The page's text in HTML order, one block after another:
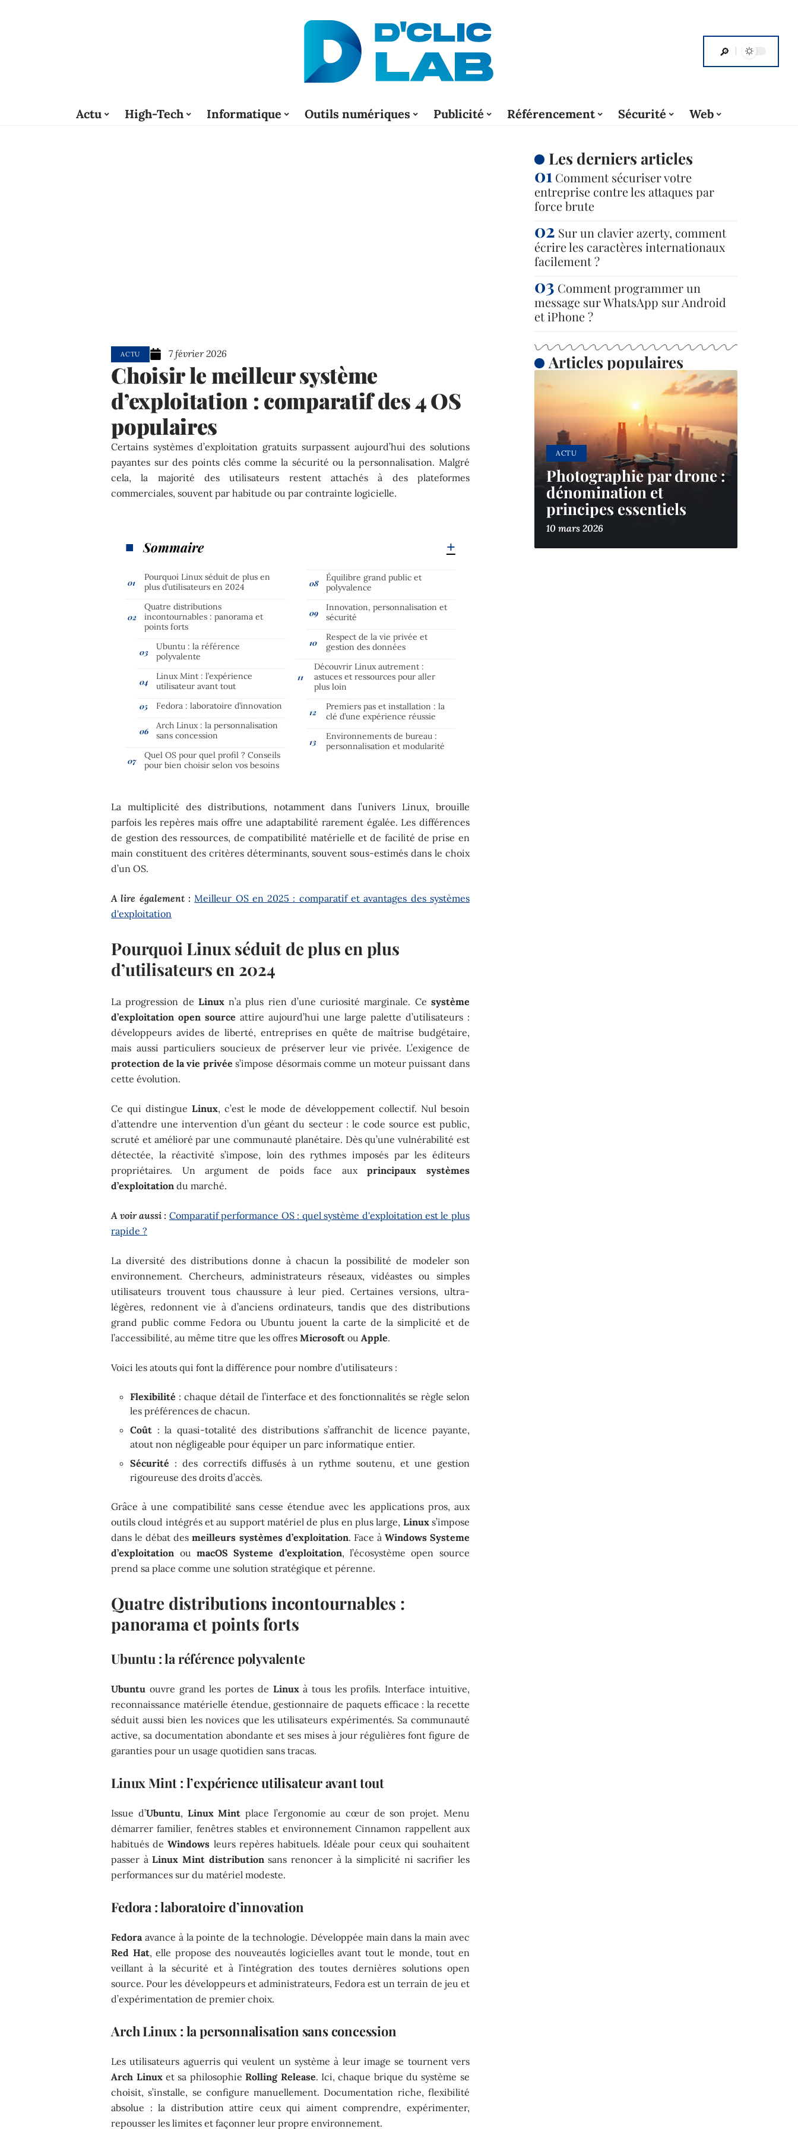
Actu High-Tech Informatique Outils numériques Publicité Référencement Sécurité Web
ACTU 7 février 2026
Choisir le meilleur système
d’exploitation : comparatif des 4 OS
populaires
Certains systèmes d’exploitation gratuits surpassent aujourd’hui des solutions
payantes sur des points clés comme la sécurité ou la personnalisation. Malgré
cela, la majorité des utilisateurs restent attachés à des plateformes
commerciales, souvent par habitude ou par contrainte logicielle.
Sommaire
Pourquoi Linux séduit de plus en
plus d’utilisateurs en 2024
Quatre distributions
incontournables : panorama et
points forts
Ubuntu : la référence
polyvalente
Linux Mint : l’expérience
utilisateur avant tout
Fedora : laboratoire d’innovation
Arch Linux : la personnalisation
sans concession
Quel OS pour quel profil ? Conseils
pour bien choisir selon vos besoins
Équilibre grand public et
polyvalence
Innovation, personnalisation et
sécurité
Respect de la vie privée et
gestion des données
Découvrir Linux autrement :
astuces et ressources pour aller
plus loin
Premiers pas et installation : la
clé d’une expérience réussie
Environnements de bureau :
personnalisation et modularité
La multiplicité des distributions, notamment dans l’univers Linux, brouille
parfois les repères mais offre une adaptabilité rarement égalée. Les différences
de gestion des ressources, de compatibilité matérielle et de facilité de prise en
main constituent des critères déterminants, souvent sous-estimés dans le choix
d’un OS.
A lire également : Meilleur OS en 2025 : comparatif et avantages des systèmes
d'exploitation
Pourquoi Linux séduit de plus en plus
d’utilisateurs en 2024
La progression de Linux n’a plus rien d’une curiosité marginale. Ce système
d’exploitation open source attire aujourd’hui une large palette d’utilisateurs :
développeurs avides de liberté, entreprises en quête de maîtrise budgétaire,
mais aussi particuliers soucieux de préserver leur vie privée. L’exigence de
protection de la vie privée s’impose désormais comme un moteur puissant dans
cette évolution.
Ce qui distingueLinux, c’est le mode de développement collectif. Nul besoin
d’attendre une intervention d’un géant du secteur : le code source est public,
scruté et amélioré par une communauté planétaire. Dès qu’une vulnérabilité est
détectée, la réactivité s’impose, loin des rythmes imposés par les éditeurs
propriétaires. Un argument de poids face auxprincipaux systèmes
d’exploitation du marché.
A voir aussi : Comparatif performance OS : quel système d'exploitation est le plus
rapide ?
La diversité des distributions donne à chacun la possibilité de modeler son
environnement. Chercheurs, administrateurs réseaux, vidéastes ou simples
utilisateurs trouvent tous chaussure à leur pied. Certaines versions, ultra-
légères, redonnent vie à d’anciens ordinateurs, tandis que des distributions
grand public comme Fedora ou Ubuntu jouent la carte de la simplicité et de
l’accessibilité, au même titre que les offresMicrosoft ouApple.
Voici les atouts qui font la différence pour nombre d’utilisateurs :
Flexibilité : chaque détail de l’interface et des fonctionnalités se règle selon
les préférences de chacun.
Coût : la quasi-totalité des distributions s’affranchit de licence payante,
atout non négligeable pour équiper un parc informatique entier.
Sécurité : des correctifs diffusés à un rythme soutenu, et une gestion
rigoureuse des droits d’accès.
Grâce à une compatibilité sans cesse étendue avec les applications pros, aux
outils cloud intégrés et au support matériel de plus en plus large, Linux s’impose
dans le débat desmeilleurs systèmes d’exploitation. Face à Windows Systeme
d’exploitation ou macOS Systeme d’exploitation, l’écosystème open source
prend sa place comme une solution stratégique et pérenne.
Quatre distributions incontournables :
panorama et points forts
Ubuntu : la référence polyvalente
Ubuntu ouvre grand les portes de Linux à tous les profils. Interface intuitive,
reconnaissance matérielle étendue, gestionnaire de paquets efficace : la recette
séduit aussi bien les novices que les utilisateurs expérimentés. Sa communauté
active, sa documentation abondante et ses mises à jour régulières font figure de
garanties pour un usage quotidien sans tracas.
Linux Mint : l’expérience utilisateur avant tout
Issue d’Ubuntu, Linux Mint place l’ergonomie au cœur de son projet. Menu
démarrer familier, fenêtres stables et environnement Cinnamon rappellent aux
habitués deWindows leurs repères habituels. Idéale pour ceux qui souhaitent
passer àLinux Mint distributionsans renoncer à la simplicité ni sacrifier les
performances sur du matériel modeste.
Fedora : laboratoire d’innovation
Fedora avance à la pointe de la technologie. Développée main dans la main avec
Red Hat, elle propose des nouveautés logicielles avant tout le monde, tout en
veillant à la sécurité et à l’intégration des toutes dernières solutions open
source. Pour les développeurs et administrateurs, Fedora est un terrain de jeu et
d’expérimentation de premier choix.
Arch Linux : la personnalisation sans concession
Les utilisateurs aguerris qui veulent un système à leur image se tournent vers
Arch Linux et sa philosophieRolling Release. Ici, chaque brique du système se
choisit, s’installe, se configure manuellement. Documentation riche, flexibilité
absolue : la distribution attire ceux qui aiment comprendre, expérimenter,
repousser les limites et façonner leur propre environnement.
Les derniers articles
Comment sécuriser votre
entreprise contre les attaques par
force brute
Sur un clavier azerty, comment
écrire les caractères internationaux
facilement ?
Comment programmer un
message sur WhatsApp sur Android
et iPhone ?
Articles populaires
ACTU
Photographie par drone :
dénomination et
principes essentiels
10 mars 2026